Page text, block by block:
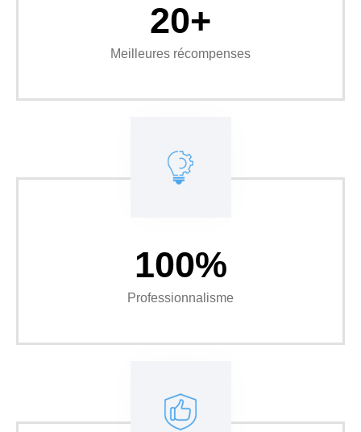
20+
Meilleures récompenses
100%
Professionnalisme